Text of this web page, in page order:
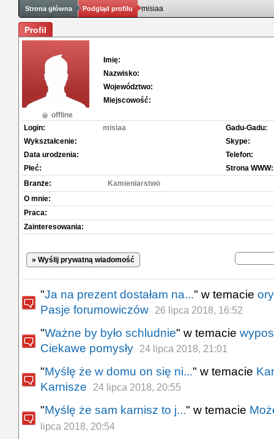
Strona główna Podgląd profilu misiaa
Profil
offline
Imię:
Nazwisko:
Województwo:
Miejscowość:
Login:
misiaa
Wykształcenie:
Data urodzenia:
Płeć:
Gadu-Gadu:
Skype:
Telefon:
Strona WWW:
Branże:
Kamieniarstwo
O mnie:
Praca:
Zainteresowania:
» Wyślij prywatną wiadomość
"Ja na prezent dostałam na..." w temacie
Pasje forumowiczów
26 lipca 2018, 16:52
"Ważne by było schludnie" w temacie
Ciekawe pomysły
24 lipca 2018, 21:01
"Myślę że w domu on się ni..." w temacie
Karnisze
24 lipca 2018, 20:55
"Myślę że sam karnisz to j..." w temacie
lipca 2018, 20:54